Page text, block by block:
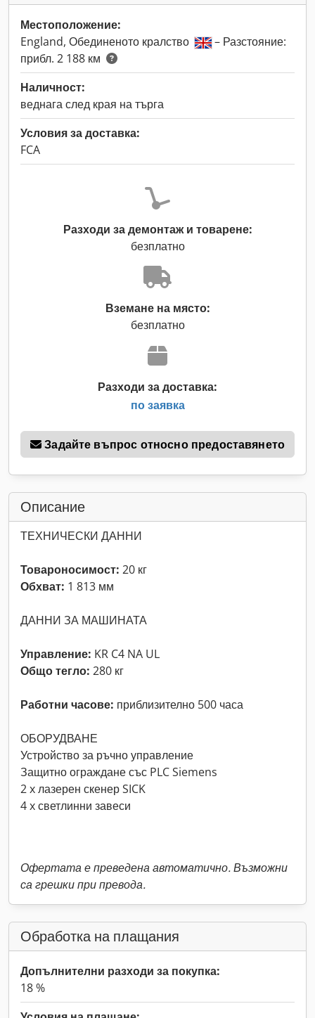
Местоположение:
England, Обединеното кралство
– Разстояние:
прибл. 2 188 км
Наличност:
веднага след края на търга
Условия за доставка:
FCA
Разходи за демонтаж и товарене:
безплатно
Вземане на място:
безплатно
Разходи за доставка:
по заявка
Задайте въпрос относно предоставянето
Описание
ТЕХНИЧЕСКИ ДАННИ
Товароносимост: 20 кг
Обхват: 1 813 мм
ДАННИ ЗА МАШИНАТА
Управление: KR C4 NA UL
Общо тегло: 280 кг
Работни часове: приблизително 500 часа
ОБОРУДВАНЕ
Устройство за ръчно управление
Защитно ограждане със PLC Siemens
2 x лазерен скенер SICK
4 x светлинни завеси
Офертата е преведена автоматично. Възможни
са грешки при превода.
Обработка на плащания
Допълнителни разходи за покупка:
18 %